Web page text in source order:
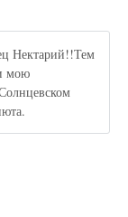
Нектарий!!Тем
мою